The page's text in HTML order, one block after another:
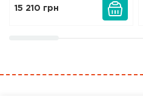
15 210 грн